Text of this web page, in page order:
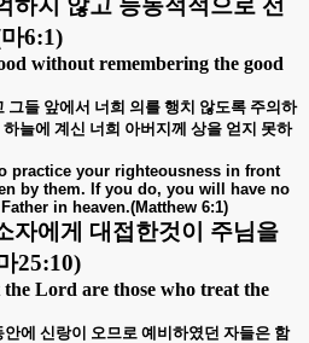
하지 않고 능동적적으로 선
마6:1)
without remembering the good
그들 앞에서 너희 의를 행치 않도록 주의하
늘에 계신 너희 아버지께 상을 얻지 못하
practice your righteousness in front
by them. If you do, you will have no
in heaven.(Matthew 6:1)
자에게 대접한것이 주님을
25:10)
Lord are those who treat the
에 신랑이 오므로 예비하였던 자들은 함